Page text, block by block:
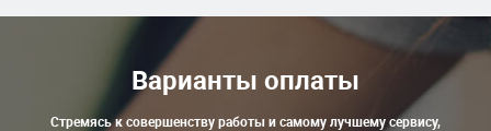
Варианты оплаты
Стремясь к совершенству работы и самому лучшему сервису,